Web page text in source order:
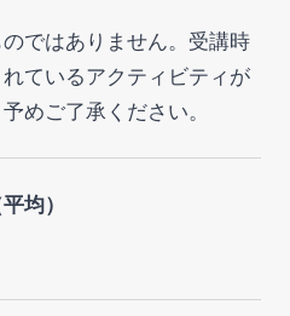
ではありません。受講時
ているアクティビティが
めご了承ください。
均）